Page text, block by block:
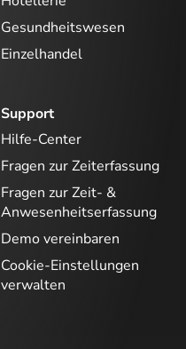
Gesundheitswesen
Einzelhandel
Support
Hilfe-Center
Fragen zur Zeiterfassung
Fragen zur Zeit- &
Anwesenheitserfassung
Demo vereinbaren
Cookie-Einstellungen
verwalten